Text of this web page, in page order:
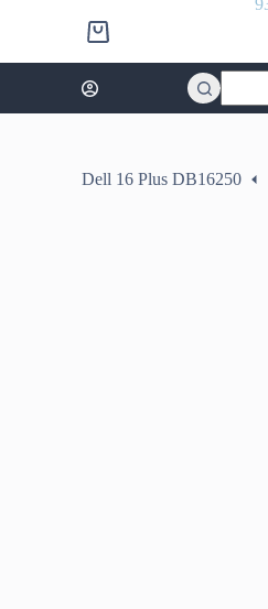
Shopping
cart
Dell 16 Plus DB16250